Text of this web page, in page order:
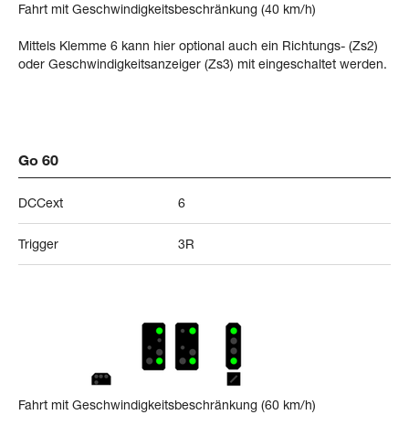
Fahrt mit Geschwindigkeitsbeschränkung (40 km/h)
Mittels Klemme 6 kann hier optional auch ein Richtungs- (Zs2)
oder Geschwindigkeitsanzeiger (Zs3) mit eingeschaltet werden.
Go 60
DCCext 6
Trigger 3R
Fahrt mit Geschwindigkeitsbeschränkung (60 km/h)